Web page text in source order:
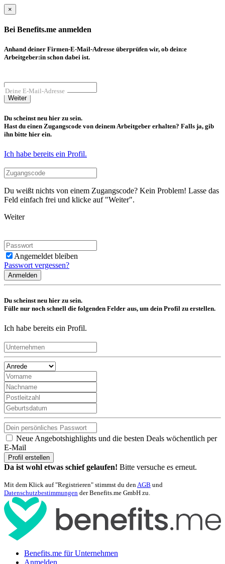
×
Bei Benefits.me anmelden
Anhand deiner Firmen-E-Mail-Adresse überprüfen wir, ob dein:e
Arbeitgeber:in schon dabei ist.
Deine E-Mail-Adresse
Weiter
Du scheinst neu hier zu sein.
Hast du einen Zugangscode von deinem Arbeitgeber erhalten? Falls ja, gib
ihn bitte hier ein.
Ich habe bereits ein Profil.
Du weißt nichts von einem Zugangscode? Kein Problem! Lasse das
Feld einfach frei und klicke auf "Weiter".
Weiter
Angemeldet bleiben
Passwort vergessen?
Anmelden
Du scheinst neu hier zu sein.
Fülle nur noch schnell die folgenden Felder aus, um dein Profil zu erstellen.
Ich habe bereits ein Profil.
Neue Angebotshighlights und die besten Deals wöchentlich per
E-Mail
Profil erstellen
Da ist wohl etwas schief gelaufen! Bitte versuche es erneut.
Mit dem Klick auf "Registrieren" stimmst du denAGB und
Datenschutzbestimmungen der Benefits.me GmbH zu.
Benefits.me für Unternehmen